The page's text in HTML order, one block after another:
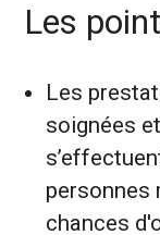
Les
Les
soignées
personnes
chances